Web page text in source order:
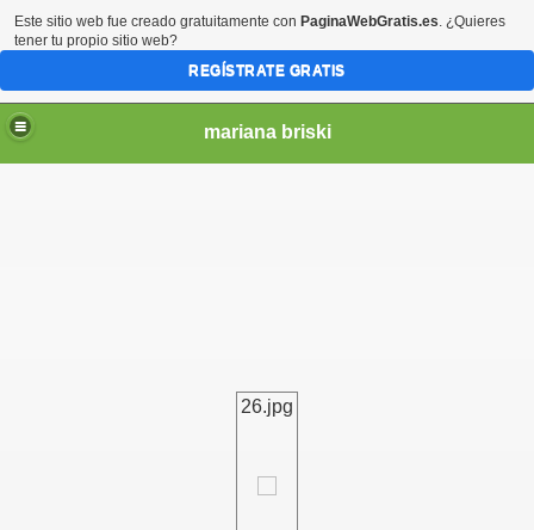
mariana briski
26.jpg
Este sitio web fue creado gratuitamente con PaginaWebGratis.es. ¿Quieres
tener tu propio sitio web?
REGÍSTRATE GRATIS